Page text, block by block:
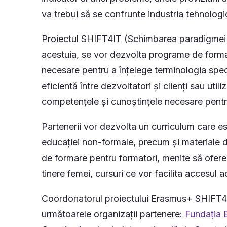
va trebui să se confrunte industria
Proiectul SHIFT4IT (Schimbarea
acestuia, se vor dezvolta programe de
necesare pentru a înțelege terminologia
eficientă între dezvoltatori și clienți sau
competențele și cunoștințele necesare
Partenerii vor dezvolta un curriculum care
educației non-formale, precum și materiale
de formare pentru formatori, menite să
tinere femei, cursuri ce vor facilita accesul
Coordonatorul proiectului Erasmus+
următoarele organizații partenere: Fundația